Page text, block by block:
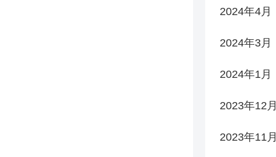
2024年4月
2024年3月
2024年1月
2023年12月
2023年11月